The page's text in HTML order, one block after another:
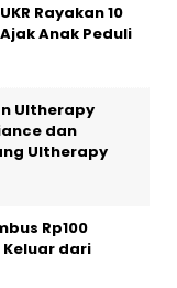
Rayakan 10
Anak Peduli
Ultherapy
dan
Ultherapy
Rp100
Keluar dari